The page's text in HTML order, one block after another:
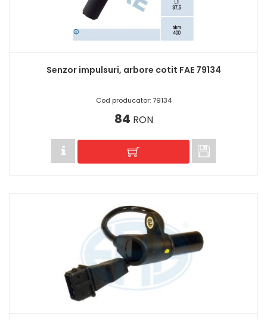
Senzor impulsuri, arbore cotit FAE 79134
Cod producator: 79134
84 RON